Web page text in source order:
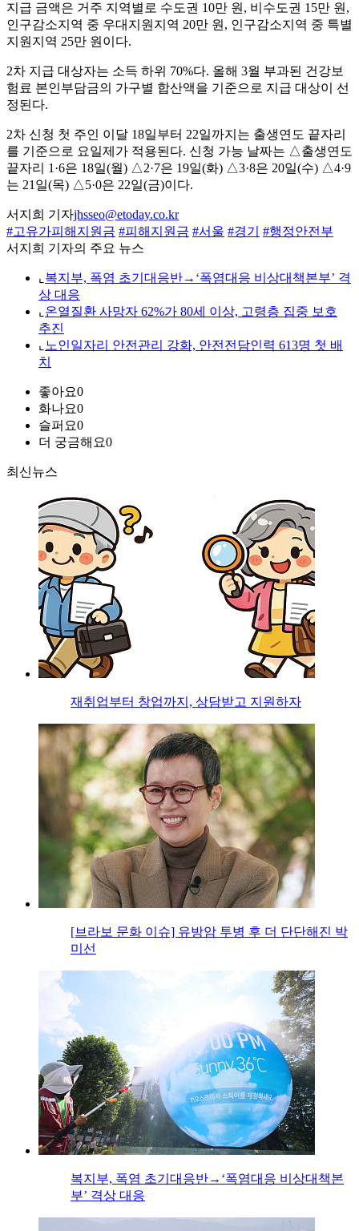
지급 금액은 거주 지역별로 수도권 10만 원, 비수도권 15만 원,
인구감소지역 중 우대지원지역 20만 원, 인구감소지역 중 특별
지원지역 25만 원이다.
2차 지급 대상자는 소득 하위 70%다. 올해 3월 부과된 건강보
험료 본인부담금의 가구별 합산액을 기준으로 지급 대상이 선
정된다.
2차 신청 첫 주인 이달 18일부터 22일까지는 출생연도 끝자리
를 기준으로 요일제가 적용된다. 신청 가능 날짜는 △출생연도
끝자리 1·6은 18일(월) △2·7은 19일(화) △3·8은 20일(수) △4·9
는 21일(목) △5·0은 22일(금)이다.
서지희 기자jhsseo@etoday.co.kr
#고유가피해지원금 #피해지원금 #서울 #경기
#행정안전부
서지희 기자의 주요 뉴스
⌞ 복지부, 폭염 초기대응반→‘폭염대응 비상대책본부’ 격
상 대응
⌞ 온열질환 사망자 62%가 80세 이상, 고령층 집중 보호
추진
⌞ 노인일자리 안전관리 강화, 안전전담인력 613명 첫 배
치
좋아요0
화나요0
슬퍼요0
더 궁금해요0
최신뉴스
재취업부터 창업까지, 상담받고 지원하자
[브라보 문화 이슈] 유방암 투병 후 더 단단해진 박
미선
복지부, 폭염 초기대응반→‘폭염대응 비상대책본
부’ 격상 대응